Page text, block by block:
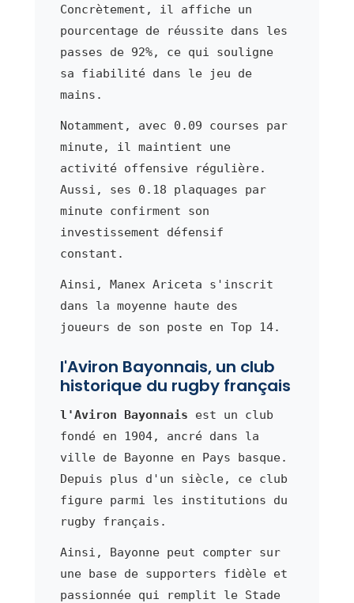
Concrètement, il affiche un
pourcentage de réussite dans les
passes de 92%, ce qui souligne
sa fiabilité dans le jeu de
mains.
Notamment, avec 0.09 courses par
minute, il maintient une
activité offensive régulière.
Aussi, ses 0.18 plaquages par
minute confirment son
investissement défensif
constant.
Ainsi, Manex Ariceta s'inscrit
dans la moyenne haute des
joueurs de son poste en Top 14.
l'Aviron Bayonnais, un club
historique du rugby français
l'Aviron Bayonnais est un club
fondé en 1904, ancré dans la
ville de Bayonne en Pays basque.
Depuis plus d'un siècle, ce club
figure parmi les institutions du
rugby français.
Ainsi, Bayonne peut compter sur
une base de supporters fidèle et
passionnée qui remplit le Stade